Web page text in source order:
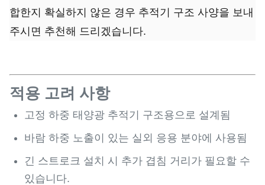
합한지 확실하지 않은 경우 추적기 구조 사양을 보내
주시면 추천해 드리겠습니다.
적용 고려 사항
고정 하중 태양광 추적기 구조용으로 설계됨
바람 하중 노출이 있는 실외 응용 분야에 사용됨
긴 스트로크 설치 시 추가 겹침 거리가 필요할 수
있습니다.